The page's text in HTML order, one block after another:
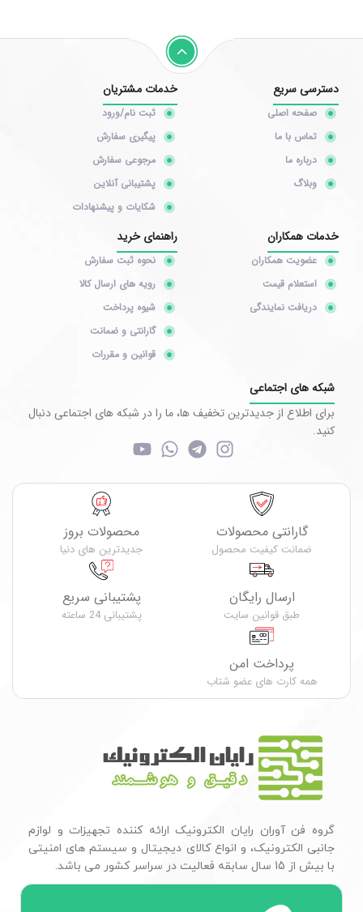
دسترسی سریع
صفحه اصلی
تماس با ما
درباره ما
وبلاگ
خدمات مشتریان
ثبت نام/ورود
پیگیری سفارش
مرجوعی سفارش
پشتیبانی آنلاین
شکایات و پیشنهادات
خدمات همکاران
عضویت همکاران
استعلام قیمت
دریافت نمایندگی
راهنمای خرید
نحوه ثبت سفارش
رویه های ارسال کالا
شیوه پرداخت
گارانتی و ضمانت
قوانین و مقررات
شبکه های اجتماعی
برای اطلاع از جدیدترین تخفیف ها، ما را در شبکه های اجتماعی دنبال
کنید.
گارانتی محصولات
ضمانت کیفیت محصول
محصولات بروز
جدیدترین های دنیا
ارسال رایگان
طبق قوانین سایت
پشتیبانی سریع
پشتیبانی 24 ساعته
پرداخت امن
همه کارت های عضو شتاب
گروه فن آوران رایان الکترونیک ارائه کننده تجهیزات و لوازم
جانبی الکترونیک، و انواع کالای دیجیتال و سیستم های امنیتی
با بیش از 15 سال سابقه فعالیت در سراسر کشور می باشد.